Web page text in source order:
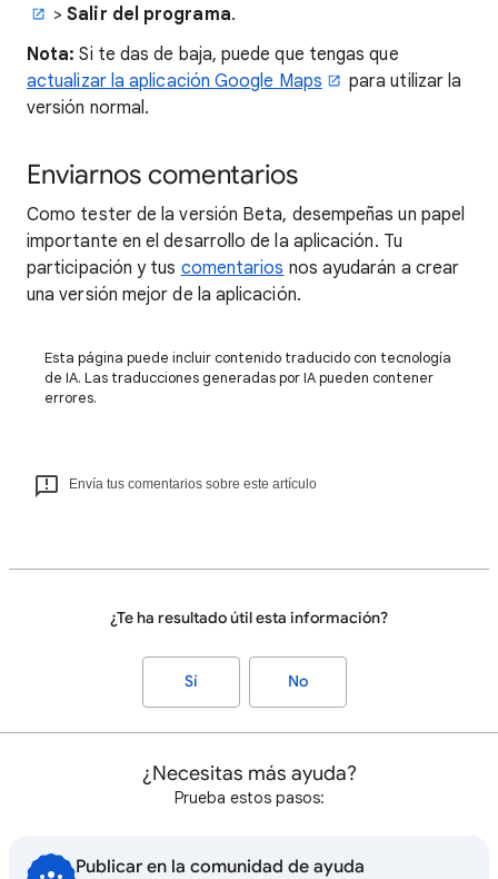
>Salir del programa.
Nota: Si te das de baja, puede que tengas que
actualizar la aplicación Google Maps
para utilizar la
versión normal.
Enviarnos comentarios
Como tester de la versión Beta, desempeñas un papel
importante en el desarrollo de la aplicación. Tu
participación y tus comentarios nos ayudarán a crear
una versión mejor de la aplicación.
Esta página puede incluir contenido traducido con tecnología
de IA. Las traducciones generadas por IA pueden contener
errores.
Envía tus comentarios sobre este artículo
¿Te ha resultado útil esta información?
Sí No
¿Necesitas más ayuda?
Prueba estos pasos:
Publicar en la comunidad de ayuda